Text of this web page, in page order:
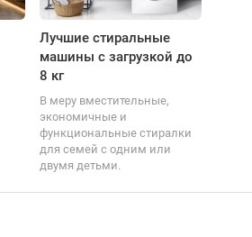
Лучшие стиральные
машины с загрузкой до
8 кг
В меру вместительные,
экономичные и
функциональные стиралки
для семей с одним или
двумя детьми.